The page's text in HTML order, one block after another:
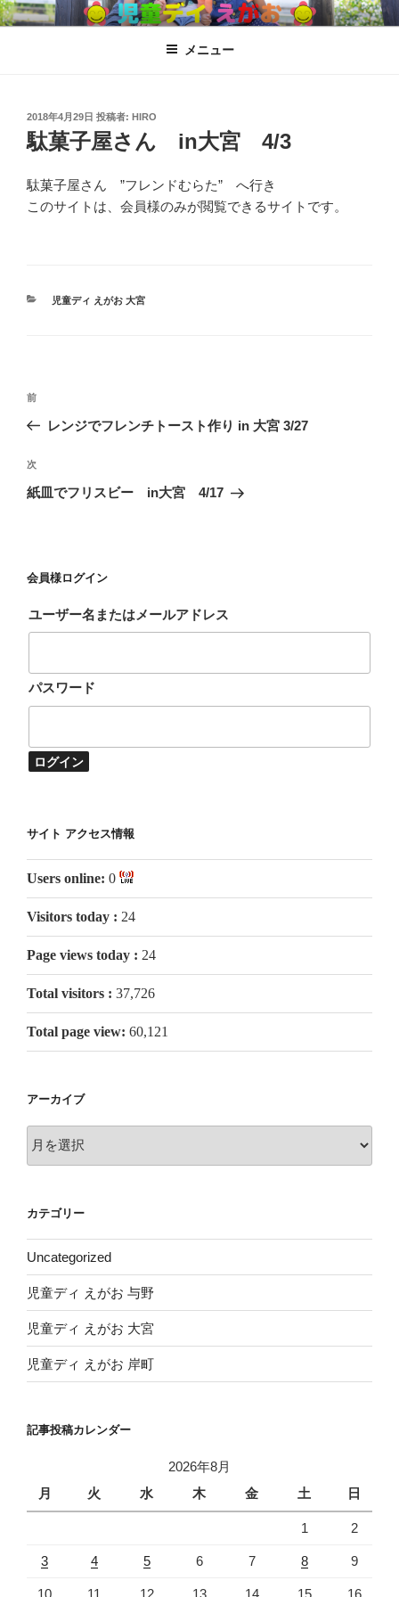
コ
ン
児童ディ えがお
児童発達支援、放課後児童ディサービス
メニュー
投
稿
日:
2018年4月29日 投稿者: HIRO
駄菓子屋さん in大宮 4/3
駄菓子屋さん ”フレンドむらた” へ行き
このサイトは、会員様のみが閲覧できるサイトです。
カ
児童ディ えがお 大宮
投
ビ
ゲ
ン
過
去
投
稿
前
レンジでフレンチトースト作り in 大宮 3/27
次
の
次
紙皿でフリスビー in大宮 4/17
会員様ログイン
ユーザー名またはメールアドレス
パスワード
サイト アクセス情報
Users online: 0
Visitors today : 24
Page views today : 24
Total visitors : 37,726
Total page view: 60,121
アーカイブ
ー
ブ
カテゴリー
Uncategorized
児童ディ えがお 与野
児童ディ えがお 大宮
児童ディ えがお 岸町
記事投稿カレンダー
2026年8月
月
火 水 木 金 土 日
1 2
3 4 5 6 7 8 9
10 11 12 13 14 15 16